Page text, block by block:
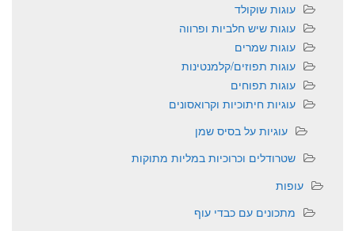
עוגות שוקולד
עוגות שיש חלביות ופרווה
עוגות שמרים
עוגות תפוזים/קלמנטינות
עוגות תפוחים
עוגיות חיתוכיות וקרואסונים
עוגיות על בסיס שמן
שטרודלים וכרוכיות במליות מתוקות
עופות
מתכונים עם כבדי עוף